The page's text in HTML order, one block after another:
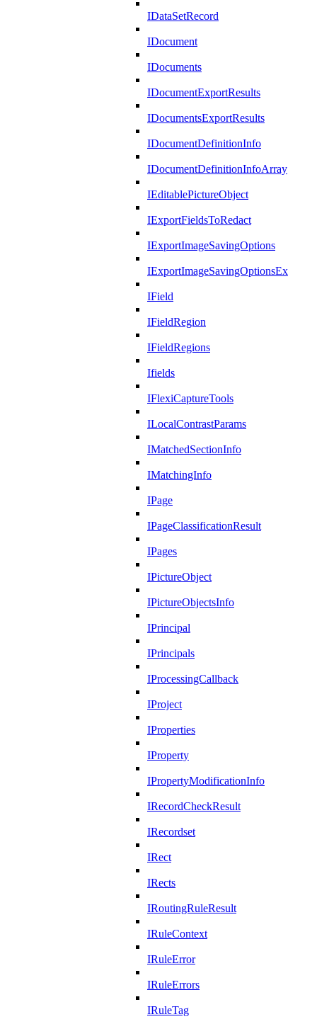
IDataSetRecord
IDocument
IDocuments
IDocumentExportResults
IDocumentsExportResults
IDocumentDefinitionInfo
IDocumentDefinitionInfoArray
IEditablePictureObject
IExportFieldsToRedact
IExportImageSavingOptions
IExportImageSavingOptionsEx
IField
IFieldRegion
IFieldRegions
Ifields
IFlexiCaptureTools
ILocalContrastParams
IMatchedSectionInfo
IMatchingInfo
IPage
IPageClassificationResult
IPages
IPictureObject
IPictureObjectsInfo
IPrincipal
IPrincipals
IProcessingCallback
IProject
IProperties
IProperty
IPropertyModificationInfo
IRecordCheckResult
IRecordset
IRect
IRects
IRoutingRuleResult
IRuleContext
IRuleError
IRuleErrors
IRuleTag